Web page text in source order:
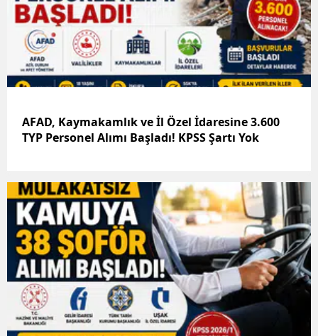
AFAD, Kaymakamlık ve İl Özel İdaresine 3.600
TYP Personel Alımı Başladı! KPSS Şartı Yok